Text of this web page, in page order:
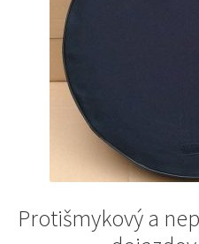
Protišmykový a